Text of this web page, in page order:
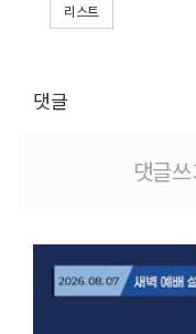
리스트
댓글
댓글